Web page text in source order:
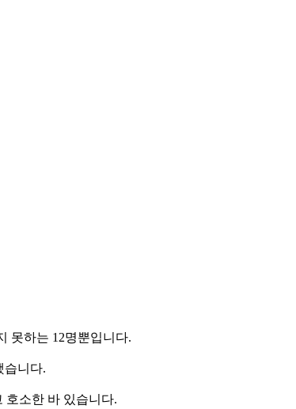
못하는 12명뿐입니다.
습니다.
호소한 바 있습니다.